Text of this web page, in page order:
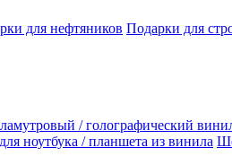
для нефтяников Подарки для
/ голографический
ноутбука / планшета из винила